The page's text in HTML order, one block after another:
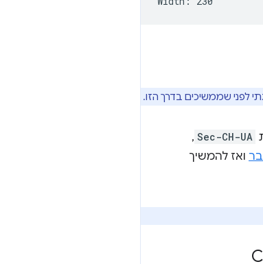
לפני שממשיכים בדרך הזו.
Sec-CH-UA
,
ואז להמשיך